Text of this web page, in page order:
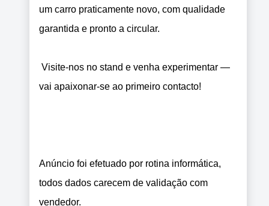
um carro praticamente novo, com qualidade
garantida e pronto a circular.
Visite-nos no stand e venha experimentar —
vai apaixonar-se ao primeiro contacto!
Anúncio foi efetuado por rotina informática,
todos dados carecem de validação com
vendedor.